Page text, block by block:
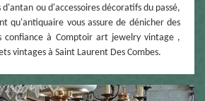
ou d'accessoires décoratifs du passé,
qu'antiquaire vous assure de dénicher des
confiance à Comptoir art jewelry vintage ,
vintages à Saint Laurent Des Combes.